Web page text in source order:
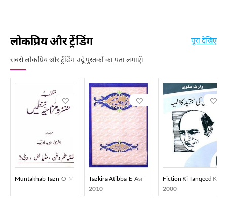
लोकप्रिय और ट्रेंडिंग
सबसे लोकप्रिय और ट्रेंडिंग उर्दू पुस्तकों का पता लगाएँ।
पूरा देखिए
Muntakhab Tazn-O-Mazahiya Nazmein
Tazkira Atibba-E-Asr
2010
Fiction Ki Tanqeed Ka
2000